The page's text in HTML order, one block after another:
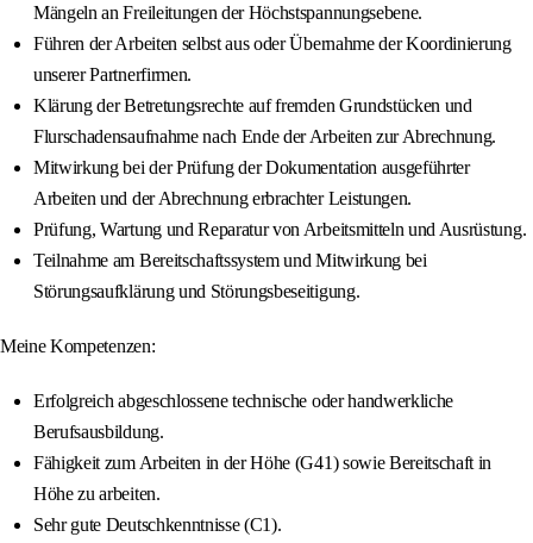
Mängeln an Freileitungen der Höchstspannungsebene.
Führen der Arbeiten selbst aus oder Übernahme der Koordinierung
unserer Partnerfirmen.
Klärung der Betretungsrechte auf fremden Grundstücken und
Flurschadensaufnahme nach Ende der Arbeiten zur Abrechnung.
Mitwirkung bei der Prüfung der Dokumentation ausgeführter
Arbeiten und der Abrechnung erbrachter Leistungen.
Prüfung, Wartung und Reparatur von Arbeitsmitteln und Ausrüstung.
Teilnahme am Bereitschaftssystem und Mitwirkung bei
Störungsaufklärung und Störungsbeseitigung.
Meine Kompetenzen:
Erfolgreich abgeschlossene technische oder handwerkliche
Berufsausbildung.
Fähigkeit zum Arbeiten in der Höhe (G41) sowie Bereitschaft in
Höhe zu arbeiten.
Sehr gute Deutschkenntnisse (C1).